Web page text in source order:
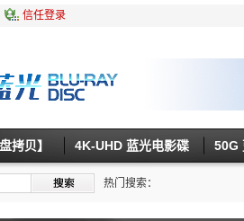
信任登录
拷贝】 4K-UHD 蓝光电影碟 50G
热门搜索：